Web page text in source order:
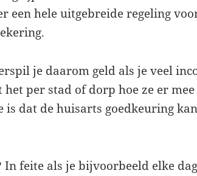
een hele uitgebreide regeling
je daarom geld als je veel
per stad of dorp hoe ze er
is dat de huisarts goedkeuring
feite als je bijvoorbeeld elke